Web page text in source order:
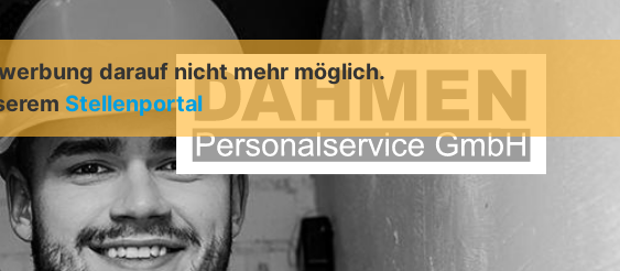
darauf nicht mehr möglich.
Stellenportal